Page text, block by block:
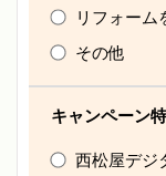
リフォーム
その他
キャンペーン
西松屋デジ